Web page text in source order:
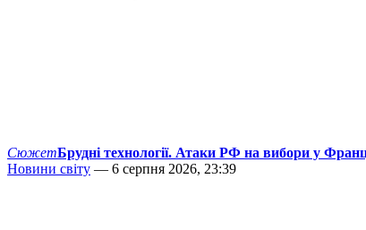
СюжетБрудні технології. Атаки РФ на вибори у
Новини світу — 6 серпня 2026, 23:39